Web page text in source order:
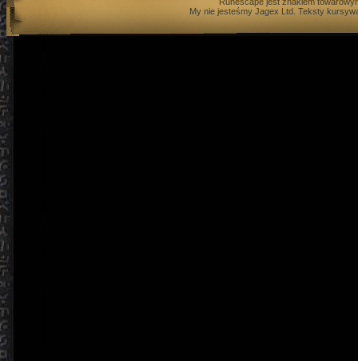
My nie jesteśmy Jagex Ltd. Teksty